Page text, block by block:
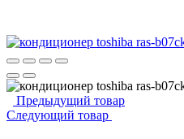
Предыдущий товар
Следующий товар